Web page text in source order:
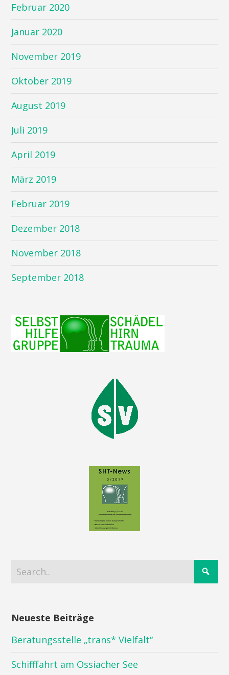
Februar 2020
Januar 2020
November 2019
Oktober 2019
August 2019
Juli 2019
April 2019
März 2019
Februar 2019
Dezember 2018
November 2018
September 2018
Neueste Beiträge
Beratungsstelle „trans* Vielfalt“
Schifffahrt am Ossiacher See